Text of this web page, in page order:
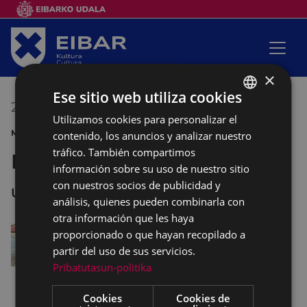
24/03/2019 12:30 - 13:30
MÚSICA CONCIERTO
Banda de txistularis Usartza
UNTZAGA
BASQUE
SPANISH
×
Ese sitio web utiliza cookies
Utilizamos cookies para personalizar el
contenido, los anuncios y analizar nuestro
tráfico. También compartimos
información sobre su uso de nuestro sitio
con nuestros socios de publicidad y
análisis, quienes pueden combinarla con
otra información que les haya
proporcionado o que hayan recopilado a
partir del uso de sus servicios.
Pribatutasun-politika
Cookies
Cookies de